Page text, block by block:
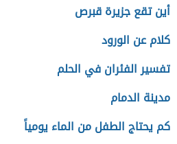
أين تقع جزيرة قبرص
كلام عن الورود
تفسير الفئران في الحلم
مدينة الدمام
كم يحتاج الطفل من الماء يومياً